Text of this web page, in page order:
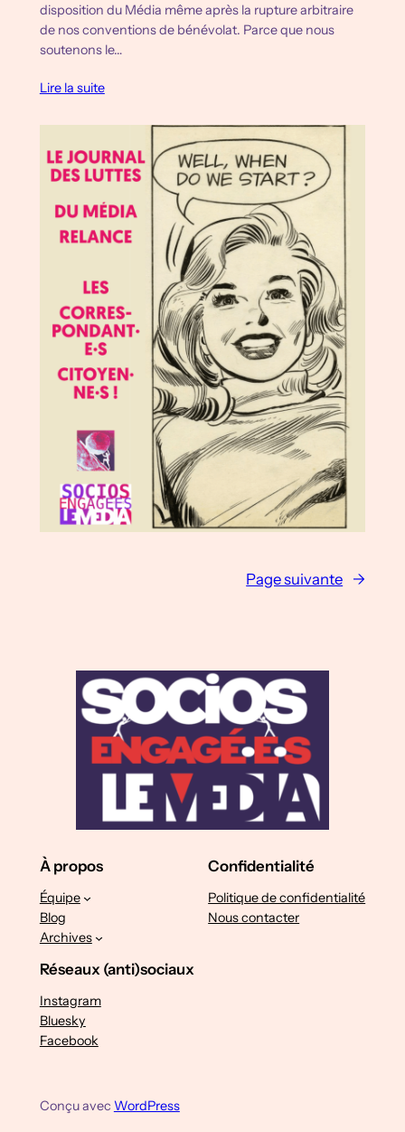
disposition du Média même après la rupture arbitraire
de nos conventions de bénévolat. Parce que nous
soutenons le…
Lire la suite
Page suivante →
À propos
Équipe
Blog
Archives
Confidentialité
Politique de confidentialité
Nous contacter
Réseaux (anti)sociaux
Instagram
Bluesky
Facebook
Conçu avec WordPress